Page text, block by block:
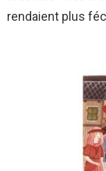
rendaient plus